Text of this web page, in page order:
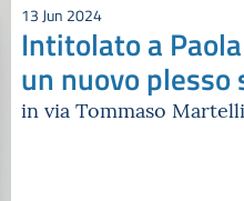
13 Jun 2024
Intitolato a
un nuovo plesso
Quartiere San
in via Tommaso